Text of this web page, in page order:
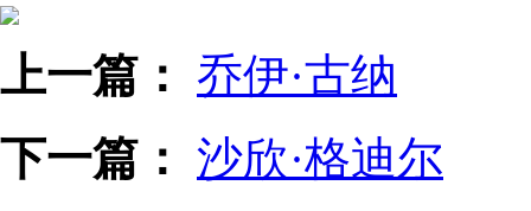
上一篇：
乔伊·古纳
下一篇： 沙欣·格迪尔